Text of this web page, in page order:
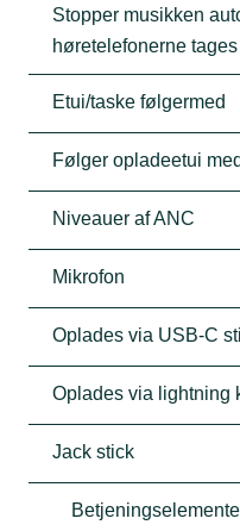
Stopper musikken
høretelefonerne
Etui/taske følgermed
Følger opladeetui med
Niveauer af ANC
Mikrofon
Oplades via USB-C
Oplades via lightning
Jack stick